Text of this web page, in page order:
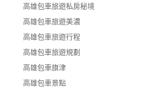
高雄包車旅遊私房秘境
高雄包車旅遊美濃
高雄包車旅遊行程
高雄包車旅遊規劃
高雄包車旗津
高雄包車景點